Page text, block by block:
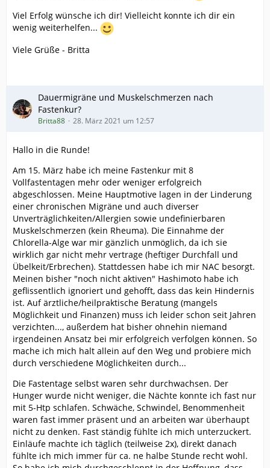
Viel Erfolg wünsche ich dir! Vielleicht konnte ich dir ein
wenig weiterhelfen...
Viele Grüße - Britta
Dauermigräne und Muskelschmerzen nach
Fastenkur?
Britta88 28. März 2021 um 12:57
Hallo in die Runde!
Am 15. März habe ich meine Fastenkur mit 8
Vollfastentagen mehr oder weniger erfolgreich
abgeschlossen. Meine Hauptmotive lagen in der Linderung
einer chronischen Migräne und auch diverser
Unverträglichkeiten/Allergien sowie undefinierbaren
Muskelschmerzen (kein Rheuma). Die Einnahme der
Chlorella-Alge war mir gänzlich unmöglich, da ich sie
wirklich gar nicht mehr vertrage (heftiger Durchfall und
Übelkeit/Erbrechen). Stattdessen habe ich mir NAC besorgt.
Meinen bisher "noch nicht aktiven" Hashimoto habe ich
geflissentlich ignoriert und gehofft, dass das kein Hindernis
ist. Auf ärztliche/heilpraktische Beratung (mangels
Möglichkeit und Finanzen) muss ich leider schon seit Jahren
verzichten..., außerdem hat bisher ohnehin niemand
irgendeinen Ansatz bei mir erfolgreich verfolgen können. So
mache ich mich halt allein auf den Weg und probiere mich
durch verschiedene Möglichkeiten durch...
Die Fastentage selbst waren sehr durchwachsen. Der
Hunger wurde nicht weniger, die Nächte konnte ich fast nur
mit 5-Htp schlafen. Schwäche, Schwindel, Benommenheit
waren fast immer präsent und an arbeiten war überhaupt
nicht zu denken. Fast ständig fühlte ich mich unterzuckert.
Einläufe machte ich täglich (teilweise 2x), direkt danach
fühlte ich mich immer für ca. ne halbe Stunde recht wohl.